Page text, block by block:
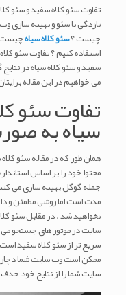
تفاوت سئو کلاه سفید و سئو
تازدگی با سئو و بهینه
چیست ؟سئو کلاه سیاهچیست
استفاده کنیم ؟ تفاوت سئو
سفید و سئو کلاه سیاه در
می خواهیم در این مقاله
تفاوت سئو
سیاه به
همان طور که در مقاله سئو
محتوا خود را بر اساس
جمله گوگل بهینه سازی می
مدت است اما روشی مطمئن و
نخواهید شد . در مقابل سئو
سایت در موتور های جستجو
سریع تر از سئو کلاه سفید
ممکن است وب سایت شما
سایت شما را از نتایج خود